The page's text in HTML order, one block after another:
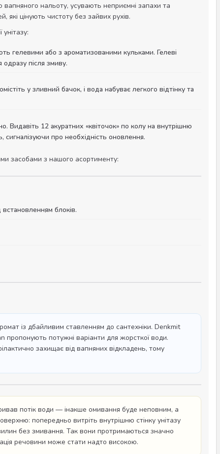
нальоту, усувають неприємні запахи та
цінують чистоту без зайвих рухів.
гелевими або з ароматизованими кульками. Гелеві
після змиву.
у зливний бачок, і вода набуває легкого відтінку та
Видавіть 12 акуратних «квіточок» по колу на внутрішню
про необхідність оновлення.
засобами з нашого асортименту:
блоків.
із дбайливим ставленням до сантехніки. Denkmit
пропонують потужні варіанти для жорсткої води.
захищає від вапняних відкладень, тому
потік води — інакше омивання буде неповним, а
попередньо витріть внутрішню стінку унітазу
без змивання. Так вони протримаються значно
речовини може стати надто високою.